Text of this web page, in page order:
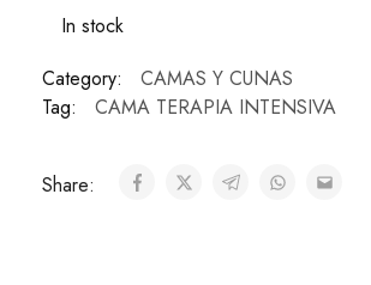
In stock
Category:
CAMAS Y CUNAS
Tag:
CAMA TERAPIA INTENSIVA
Share: